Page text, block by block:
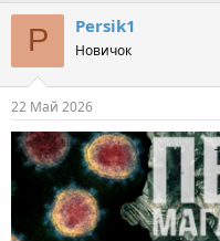
P Persik1
Новичок
22 Май 2026